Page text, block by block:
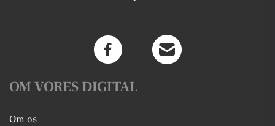
OM VORES DIGITAL
Om os